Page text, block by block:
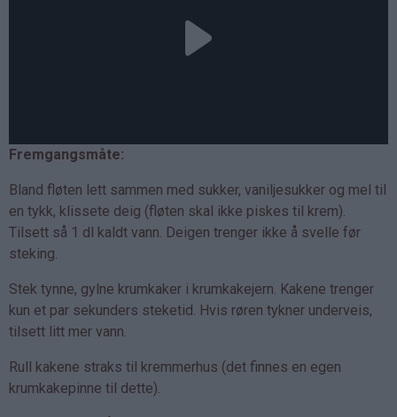
Fremgangsmåte:
Bland fløten lett sammen med sukker, vaniljesukker og mel til
en tykk, klissete deig (fløten skal ikke piskes til krem).
Tilsett så 1 dl kaldt vann. Deigen trenger ikke å svelle før
steking.
Stek tynne, gylne krumkaker i krumkakejern. Kakene trenger
kun et par sekunders steketid. Hvis røren tykner underveis,
tilsett litt mer vann.
Rull kakene straks til kremmerhus (det finnes en egen
krumkakepinne til dette).